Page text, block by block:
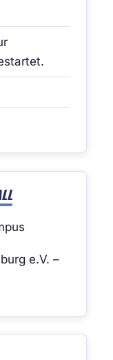
e.V. –